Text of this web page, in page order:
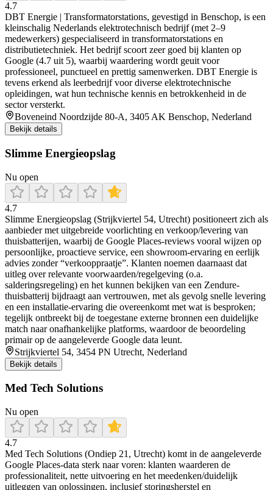
4.7
DBT Energie | Transformatorstations, gevestigd in Benschop, is een
kleinschalig Nederlands elektrotechnisch bedrijf (met 2–9
medewerkers) gespecialiseerd in transformatorstations en
distributietechniek. Het bedrijf scoort zeer goed bij klanten op
Google (4.7 uit 5), waarbij waardering wordt geuit voor
professioneel, punctueel en prettig samenwerken. DBT Energie is
tevens erkend als leerbedrijf voor diverse elektrotechnische
opleidingen, wat hun technische kennis en betrokkenheid in de
sector versterkt.
Boveneind Noordzijde 80-A, 3405 AK Benschop, Nederland
Bekijk details
Slimme Energieopslag
Nu open
4.7
Slimme Energieopslag (Strijkviertel 54, Utrecht) positioneert zich als
aanbieder met uitgebreide voorlichting en verkoop/levering van
thuisbatterijen, waarbij de Google Places-reviews vooral wijzen op
persoonlijke, proactieve service, een showroom-ervaring en eerlijk
advies zonder “verkooppraatje”. Klanten noemen daarnaast dat
uitleg over relevante voorwaarden/regelgeving (o.a.
salderingsregeling) en het kunnen bekijken van een Zendure-
thuisbatterij bijdraagt aan vertrouwen, met als gevolg snelle levering
en een installatie-ervaring die overeenkomt met wat is besproken;
tegelijk ontbreekt bij de toegestane externe bronnen een duidelijke
match naar onafhankelijke platforms, waardoor de beoordeling
primair op de aangeleverde Google data leunt.
Strijkviertel 54, 3454 PN Utrecht, Nederland
Bekijk details
Med Tech Solutions
Nu open
4.7
Med Tech Solutions (Ondiep 21, Utrecht) komt in de aangeleverde
Google Places-data sterk naar voren: klanten waarderen de
professionaliteit, nette uitvoering en het meedenken/duidelijk
uitleggen van oplossingen, inclusief storingsherstel en